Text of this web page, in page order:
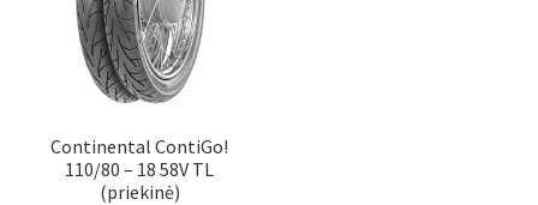
Continental ContiGo!
110/80 – 18 58V TL
(priekinė)